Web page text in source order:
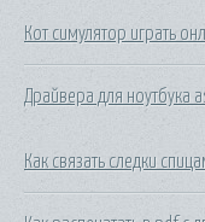
Кот симулятор играть
Драйвера для ноутбука
Как связать следки